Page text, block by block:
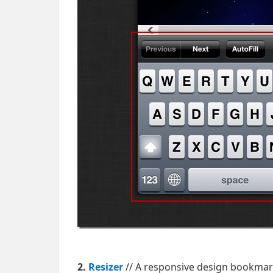
2. Resizer// A responsive design